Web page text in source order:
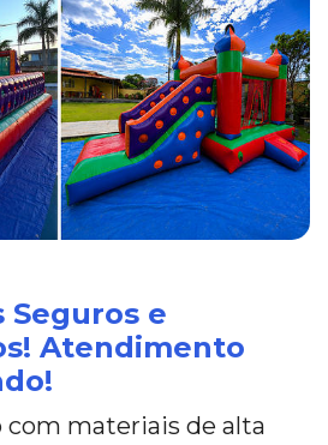
Seguros e
Atendimento
com materiais de alta